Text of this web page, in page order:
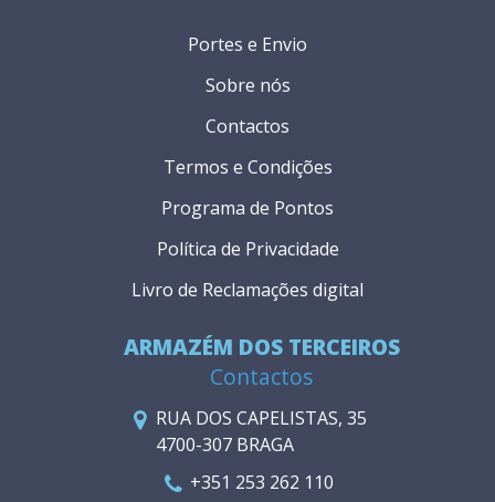
ARMAZÉM DOS TERCEIROS
Contactos
RUA DOS CAPELISTAS, 35
4700-307 BRAGA
+351 253 262 110
Portes e Envio
Sobre nós
Contactos
Termos e Condições
Programa de Pontos
Política de Privacidade
Livro de Reclamações digital